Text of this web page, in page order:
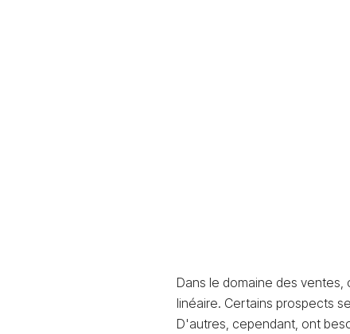
Dans le domaine des
linéaire. Certains prospects
D'autres, cependant, ont